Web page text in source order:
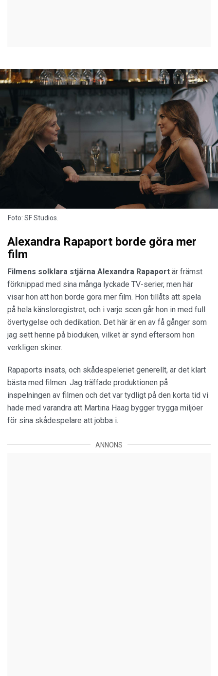
Foto: SF Studios.
Alexandra Rapaport borde göra mer
film
Filmens solklara stjärna Alexandra Rapaport är främst
förknippad med sina många lyckade TV-serier, men här
visar hon att hon borde göra mer film. Hon tillåts att spela
på hela känsloregistret, och i varje scen går hon in med full
övertygelse och dedikation. Det här är en av få gånger som
jag sett henne på bioduken, vilket är synd eftersom hon
verkligen skiner.
Rapaports insats, och skådespeleriet generellt, är det klart
bästa med filmen. Jag träffade produktionen på
inspelningen av filmen och det var tydligt på den korta tid vi
hade med varandra att Martina Haag bygger trygga miljöer
för sina skådespelare att jobba i.
ANNONS